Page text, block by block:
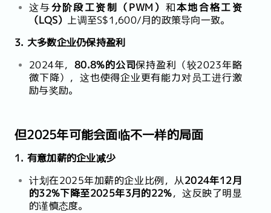
这与分阶段工资制（PWM） 和本地合格工资
（LQS） 上调至S$1,600/月的政策导向一致。
3. 大多数企业仍保持盈利
2024年，80.8%的公司保持盈利（较2023年略
微下降），这也使得企业更有能力对员工进行激
励与奖励。
但2025年可能会面临不一样的局面
1. 有意加薪的企业减少
计划在2025年加薪的企业比例，从2024年12月
的32%下降至2025年3月的22%，这反映了明显
的谨慎态度。